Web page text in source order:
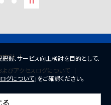
方針
びアクセスログについて
握、サービス向上検討を目的として、
グについて」をご確認ください。